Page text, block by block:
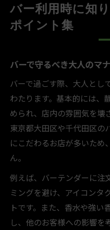
バー利用時に知
ポイント集
バーで守るべき大人のマ
バーで過ごす際、大人とし
わたります。基本的には、
められ、店内の雰囲気を壊
東京都大田区や千代田区の
にこだわるお店が多いため
ん。
例えば、バーテンダーに注
ミングを避け、アイコンタ
トです。また、香水や強い
し、他のお客様への影響を